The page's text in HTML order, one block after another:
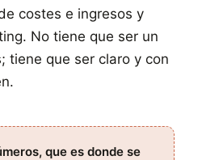
costes e ingresos y
No tiene que ser un
tiene que ser claro y con
que es donde se